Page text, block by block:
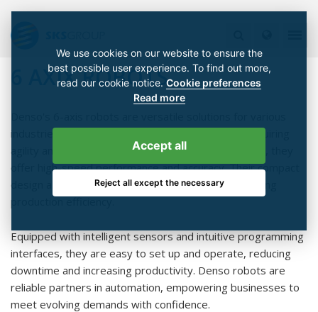
6 AXIX ROBOTS
industries. These robots excel in complex tasks requiring
agility and precision. With advanced control systems, they
offer high-speed performance and accuracy. Their compact
design allows integration into tight spaces, maximizing
production efficiency.
Equipped with intelligent sensors and intuitive programming
interfaces, they are easy to set up and operate, reducing
downtime and increasing productivity. Denso robots are
reliable partners in automation, empowering businesses to
meet evolving demands with confidence.
We use cookies on our website to ensure the
best possible user experience. To find out more,
read our cookie notice. Cookie preferences
Read more
Accept all
Reject all except the necessary